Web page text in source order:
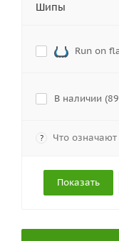
Шипы
Run on
В наличии (
? Что